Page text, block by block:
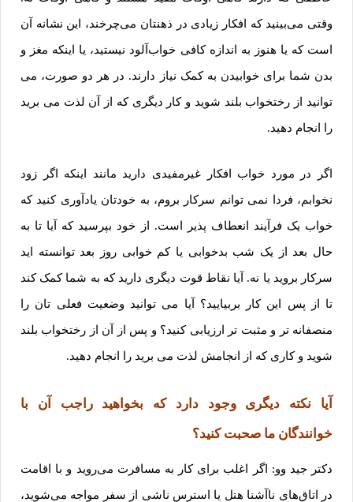
وقتی می‌بینید که افکار زیادی در ذهنتان می‌چرخند، این نشانه آن
است که یا هنوز به اندازه کافی خواب‌آلود نیستید، یا اینکه مغز و
بدن شما برای خوابیدن به کمک نیاز دارند. در هر دو صورت، می
توانید از رختخواب بلند شوید و کار دیگری که از آن لذت می برید
را انجام دهید.
اگر در مورد خواب افکار غیرمفیدی دارید مانند اینکه اگر زود
نخوابم، فردا نمی توانم سرکار بروم، به خودتان یادآوری کنید که
خواب یک فرآیند انعطاف پذیر است. از خود بپرسید که آیا تا به
حال بعد از یک شب بدخوابی یا کم خوابی روز بعد توانسته اید
سرکار بروید یا نه. آیا نقاط قوت دیگری دارید که به شما کمک کند
تا از پس این کار بربیایید؟ آیا می توانید وضعیت فعلی تان را
منصفانه تر و مثبت تر ارزیابی کنید؟ و پس از آن از رختخواب بلند
شوید و کاری که از انجامش لذت می برید را انجام دهید.
آیا نکته دیگری وجود دارد که بخواهید راجب آن با
خوانندگان ما صحبت کنید؟
دکتر جید وو: اگر اغلب برای کار به مسافرت می‌روید و با اقامت
در اتاق‌های ناآشنا هتل یا استرس ناشی از سفر مواجه می‌شوید،